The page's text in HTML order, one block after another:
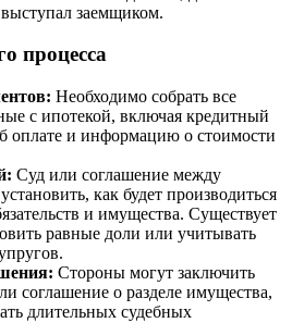
заемщиком.
процесса
Необходимо собрать все
с ипотекой, включая кредитный
оплате и информацию о стоимости
Суд или соглашение между
как будет производиться
и имущества. Существует
равные доли или учитывать
Стороны могут заключить
соглашение о разделе имущества,
длительных судебных